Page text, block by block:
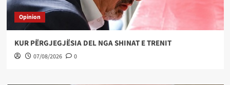
Opinion
KUR PËRGJEGJËSIA DEL NGA SHINAT E TRENIT
07/08/2026 0